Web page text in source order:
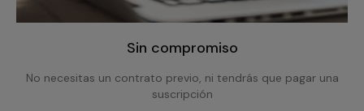
Sin compromiso
No necesitas un contrato previo, ni tendrás que pagar una
suscripción